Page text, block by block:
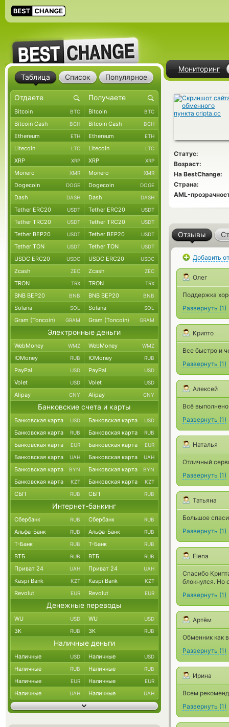
Мониторинг
Статус:
Возраст:
На BestChange:
Страна:
AML-
Отзывы
Добавить
Олег
Поддержка
Развернуть (1)
Крипто
Все быстро и
Развернуть (1)
Алексей
Всё
Развернуть (1)
Наталья
Отличный
Развернуть (1)
Татьяна
Большое
Развернуть (1)
Elena
Спасибо
блокнулся. Но
Развернуть (1)
Артём
Обменник как
Развернуть (1)
Ирина
Всем
Развернуть (1)
Таблица Список Популярное
Bitcoin BTC Bitcoin BTC
Bitcoin Cash BCH Bitcoin Cash BCH
Ethereum ETH Ethereum ETH
Litecoin LTC Litecoin LTC
XRP XRP XRP XRP
Monero XMR Monero XMR
Dogecoin DOGE Dogecoin DOGE
Dash DASH Dash DASH
Tether ERC20 USDT Tether ERC20 USDT
Tether TRC20 USDT Tether TRC20 USDT
Tether BEP20 USDT Tether BEP20 USDT
Tether TON USDT Tether TON USDT
USDC ERC20 USDC USDC ERC20 USDC
Zcash ZEC Zcash ZEC
TRON TRX TRON TRX
BNB BEP20 BNB BNB BEP20 BNB
Solana SOL Solana SOL
Gram (Toncoin) GRAM Gram (Toncoin) GRAM
Электронные деньги
WebMoney WMZ WebMoney WMZ
ЮMoney RUB ЮMoney RUB
PayPal USD PayPal USD
Volet USD Volet USD
Alipay CNY Alipay CNY
Банковские счета и карты
Банковская карта USD Банковская карта USD
Банковская карта RUB Банковская карта RUB
Банковская карта EUR Банковская карта EUR
Банковская карта UAH Банковская карта UAH
Банковская карта BYN Банковская карта BYN
Банковская карта KZT Банковская карта KZT
СБП RUB СБП RUB
Интернет-банкинг
Сбербанк RUB Сбербанк RUB
Альфа-Банк RUB Альфа-Банк RUB
Т-Банк RUB Т-Банк RUB
ВТБ RUB ВТБ RUB
Приват 24 UAH Приват 24 UAH
Kaspi Bank KZT Kaspi Bank KZT
Revolut EUR Revolut EUR
Денежные переводы
WU USD WU USD
ЗК RUB ЗК RUB
Наличные деньги
Наличные USD Наличные USD
Наличные RUB Наличные RUB
Наличные EUR Наличные EUR
Наличные UAH Наличные UAH